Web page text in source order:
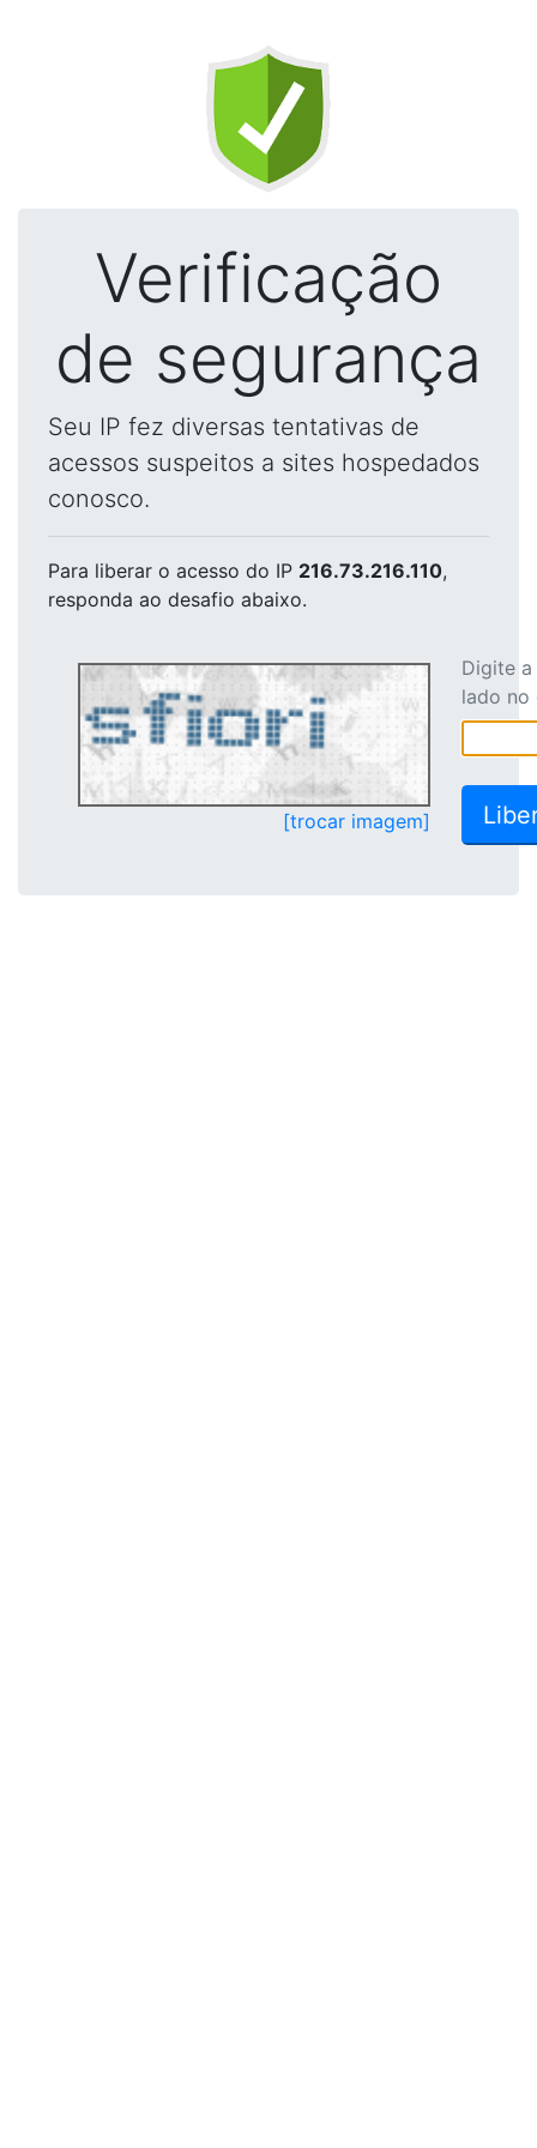
Verificação
de segurança
Seu IP fez diversas tentativas de
acessos suspeitos a sites hospedados
conosco.
Para liberar o acesso do IP 216.73.216.110,
responda ao desafio abaixo.
[trocar imagem]
Digite
lado no